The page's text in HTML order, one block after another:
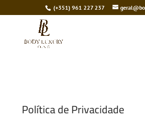
(+351) 961 227 237
Política de Privacidade